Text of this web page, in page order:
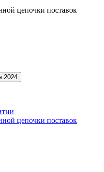
цепочки поставок
2024
цепочки поставок